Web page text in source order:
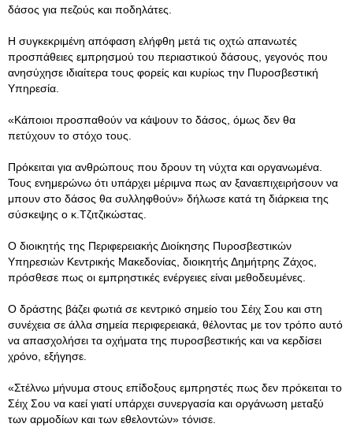
δάσος για πεζούς και ποδηλάτες.
Η συγκεκριμένη απόφαση ελήφθη μετά τις οχτώ απανωτές
προσπάθειες εμπρησμού του περιαστικού δάσους, γεγονός που
ανησύχησε ιδιαίτερα τους φορείς και κυρίως την Πυροσβεστική
Υπηρεσία.
«Κάποιοι προσπαθούν να κάψουν το δάσος, όμως δεν θα
πετύχουν το στόχο τους.
Πρόκειται για ανθρώπους που δρουν τη νύχτα και οργανωμένα.
Τους ενημερώνω ότι υπάρχει μέριμνα πως αν ξαναεπιχειρήσουν να
μπουν στο δάσος θα συλληφθούν» δήλωσε κατά τη διάρκεια της
σύσκεψης ο κ.Τζιτζικώστας.
Ο διοικητής της Περιφερειακής Διοίκησης Πυροσβεστικών
Υπηρεσιών Κεντρικής Μακεδονίας, διοικητής Δημήτρης Ζάχος,
πρόσθεσε πως οι εμπρηστικές ενέργειες είναι μεθοδευμένες.
Ο δράστης βάζει φωτιά σε κεντρικό σημείο του Σέιχ Σου και στη
συνέχεια σε άλλα σημεία περιφερειακά, θέλοντας με τον τρόπο αυτό
να απασχολήσει τα οχήματα της πυροσβεστικής και να κερδίσει
χρόνο, εξήγησε.
«Στέλνω μήνυμα στους επίδοξους εμπρηστές πως δεν πρόκειται το
Σέιχ Σου να καεί γιατί υπάρχει συνεργασία και οργάνωση μεταξύ
των αρμοδίων και των εθελοντών» τόνισε.